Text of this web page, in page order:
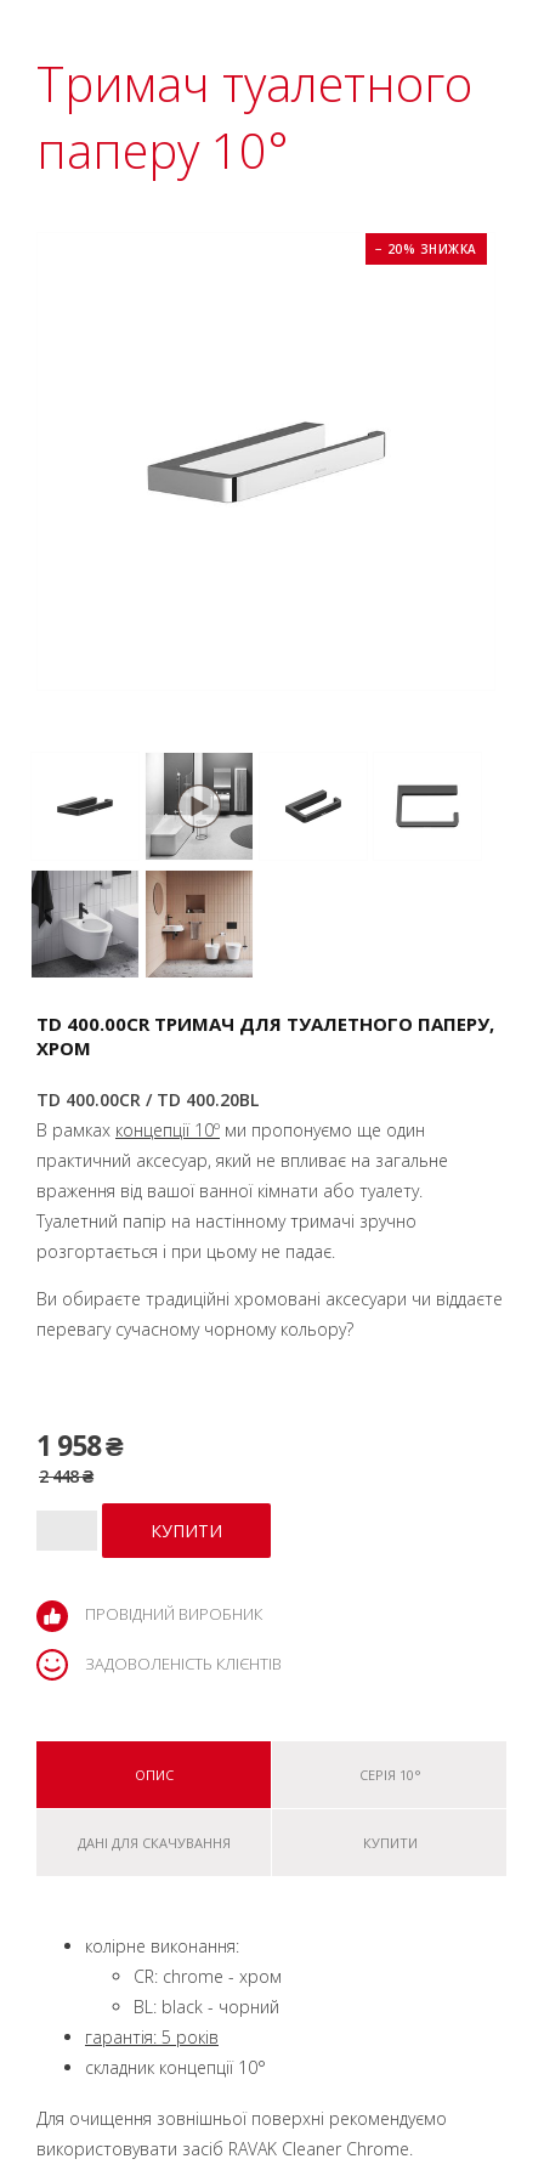
Тримач туалетного
паперу 10°
− 20% ЗНИЖКА
TD 400.00CR ТРИМАЧ ДЛЯ ТУАЛЕТНОГО ПАПЕРУ,
ХРОМ
TD 400.00CR / TD 400.20BL
В рамках концепції 10º ми пропонуємо ще один
практичний аксесуар, який не впливає на загальне
враження від вашої ванної кімнати або туалету.
Туалетний папір на настінному тримачі зручно
розгортається і при цьому не падає.
Ви обираєте традиційні хромовані аксесуари чи віддаєте
перевагу сучасному чорному кольору?
1 958 ₴
2 448 ₴
ПРОВІДНИЙ ВИРОБНИК
ЗАДОВОЛЕНІСТЬ КЛІЄНТІВ
ОПИС СЕРІЯ 10°
ДАНІ ДЛЯ СКАЧУВАННЯ КУПИТИ
колірне виконання:
CR: chrome - хром
BL: black - чорний
гарантія: 5 років
складник концепції 10°
Для очищення зовнішньої поверхні рекомендуємо
використовувати засіб RAVAK Cleaner Chrome.